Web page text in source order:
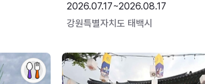
2026.07.17~2026.08.17
강원특별자치도 태백시